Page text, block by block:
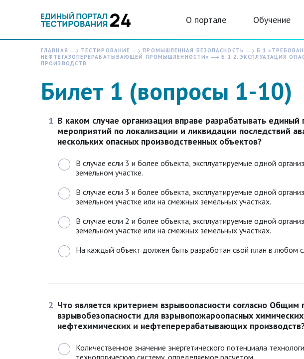
О портале Обучение
ГЛАВНАЯ ТЕСТИРОВАНИЕ ПРОМЫШЛЕННАЯ БЕЗОПАСНОСТЬ
Б.1
НЕФТЕГАЗОПЕРЕРАБАТЫВАЮЩЕЙ ПРОМЫШЛЕННОСТИ»
Б.1.2. ЭКСПЛУАТАЦИЯ
ПРОИЗВОДСТВ
Билет 1 (вопросы 1-10)
1 В каком случае организация вправе разрабатывать единый
мероприятий по локализации и ликвидации последствий
нескольких опасных производственных объектов?
В случае если 3 и более объекта, эксплуатируемые одной
земельном участке.
В случае если 3 и более объекта, эксплуатируемые одной
земельном участке или на смежных земельных участках.
В случае если 2 и более объекта, эксплуатируемые одной
земельном участке или на смежных земельных участках.
На каждый объект должен быть разработан свой план в любом
2 Что является критерием взрывоопасности согласно Общим
взрывобезопасности для взрывопожароопасных
нефтехимических и нефтеперерабатывающих
Количественное значение энергетического потенциала